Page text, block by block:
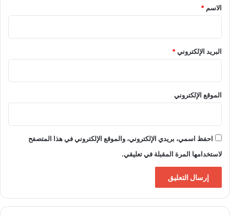
*
الاسم *
البريد الإلكتروني*
الموقع الإلكتروني
احفظ اسمي، بريدي الإلكتروني، والموقع الإلكتروني في هذا المتصفح
لاستخدامها المرة المقبلة في تعليقي.